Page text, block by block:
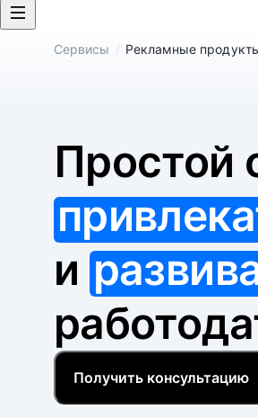
Сервисы / Рекламные
Простой
и
Получить консультацию